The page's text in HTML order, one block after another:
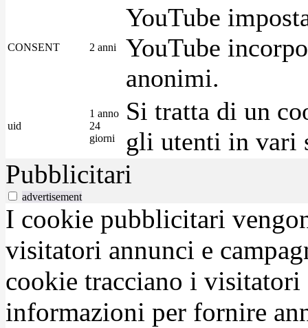
CONSENT 2 anni
YouTube
YouTube
anonimi.
uid
1 anno
24
giorni
Si tratta di un
gli utenti in vari
Pubblicitari
advertisement
I cookie pubblicitari
visitatori annunci e
cookie tracciano i visitatori
informazioni per fornire